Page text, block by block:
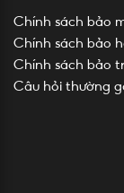
Chính sách bảo
Chính sách bảo
Chính sách bảo
Câu hỏi thường